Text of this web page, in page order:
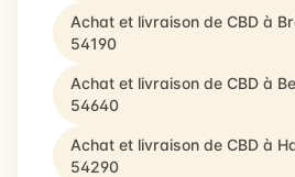
Achat et livraison de CBD à
54190
Achat et livraison de CBD à
54640
Achat et livraison de CBD à
54290